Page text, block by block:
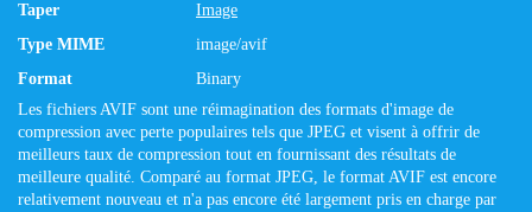
Taper
Image
Type MIME
image/avif
Format
Binary
Les fichiers AVIF sont une réimagination des formats d'image de
compression avec perte populaires tels que JPEG et visent à offrir de
meilleurs taux de compression tout en fournissant des résultats de
meilleure qualité. Comparé au format JPEG, le format AVIF est encore
relativement nouveau et n'a pas encore été largement pris en charge par